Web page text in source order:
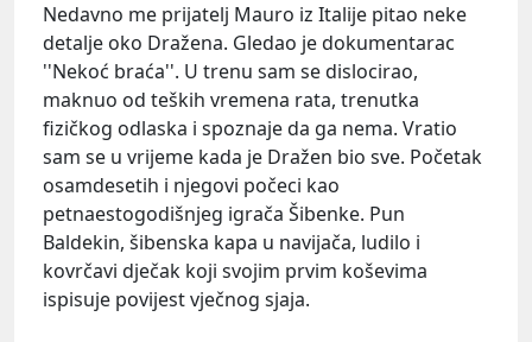
Nedavno me prijatelj Mauro iz Italije pitao neke
detalje oko Dražena. Gledao je dokumentarac
''Nekoć braća''. U trenu sam se dislocirao,
maknuo od teških vremena rata, trenutka
fizičkog odlaska i spoznaje da ga nema. Vratio
sam se u vrijeme kada je Dražen bio sve. Početak
osamdesetih i njegovi počeci kao
petnaestogodišnjeg igrača Šibenke. Pun
Baldekin, šibenska kapa u navijača, ludilo i
kovrčavi dječak koji svojim prvim koševima
ispisuje povijest vječnog sjaja.